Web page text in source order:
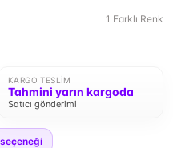
1 Farklı Renk
KARGO TESLIM
Tahmini yarın kargoda
Satıcı gönderimi